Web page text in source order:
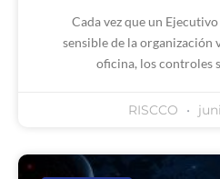
Cada vez que un
sensible de la organización
oficina, los controles
RISCCO